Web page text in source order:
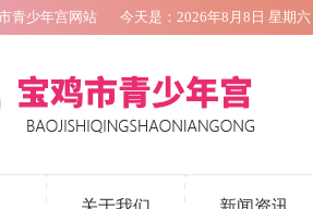
青少年宫网站 今天是： 2026年8月8日 星期六